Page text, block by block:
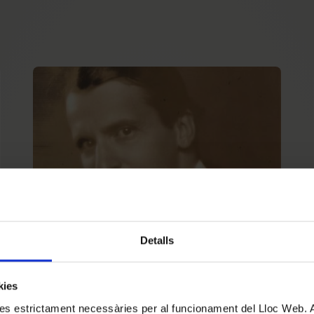
Detalls
estrictament necessàries per al funcionament del Lloc Web.
#DESCOBRIMELSFONS